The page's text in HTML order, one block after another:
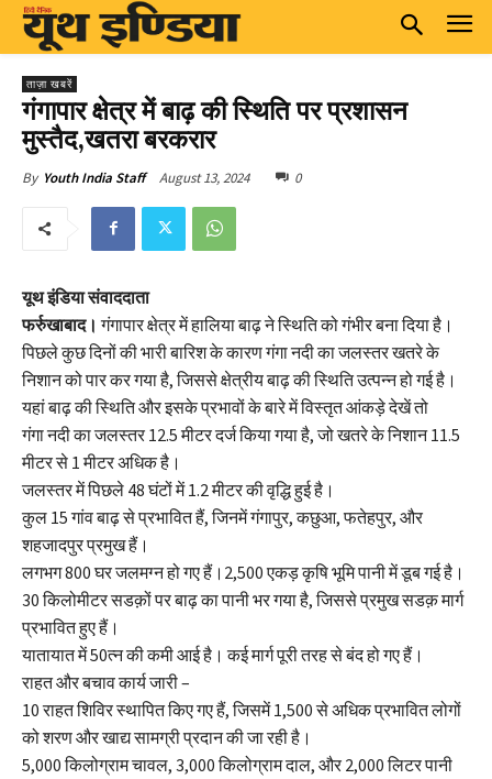
ताज़ा खबरें
गंगापार क्षेत्र में बाढ़ की स्थिति पर प्रशासन
मुस्तैद,खतरा बरकरार
By Youth India Staff August 13, 2024 0
यूथ इंडिया संवाददाता
फर्रुखाबाद। गंगापार क्षेत्र में हालिया बाढ़ ने स्थिति को गंभीर बना दिया है।
पिछले कुछ दिनों की भारी बारिश के कारण गंगा नदी का जलस्तर खतरे के
निशान को पार कर गया है, जिससे क्षेत्रीय बाढ़ की स्थिति उत्पन्न हो गई है।
यहां बाढ़ की स्थिति और इसके प्रभावों के बारे में विस्तृत आंकड़े देखें तो
गंगा नदी का जलस्तर 12.5 मीटर दर्ज किया गया है, जो खतरे के निशान 11.5
मीटर से 1 मीटर अधिक है।
जलस्तर में पिछले 48 घंटों में 1.2 मीटर की वृद्धि हुई है।
कुल 15 गांव बाढ़ से प्रभावित हैं, जिनमें गंगापुर, कछुआ, फतेहपुर, और
शहजादपुर प्रमुख हैं।
लगभग 800 घर जलमग्न हो गए हैं।2,500 एकड़ कृषि भूमि पानी में डूब गई है।
30 किलोमीटर सडक़ों पर बाढ़ का पानी भर गया है, जिससे प्रमुख सडक़ मार्ग
प्रभावित हुए हैं।
यातायात में 50त्न की कमी आई है। कई मार्ग पूरी तरह से बंद हो गए हैं।
राहत और बचाव कार्य जारी –
10 राहत शिविर स्थापित किए गए हैं, जिसमें 1,500 से अधिक प्रभावित लोगों
को शरण और खाद्य सामग्री प्रदान की जा रही है।
5,000 किलोग्राम चावल, 3,000 किलोग्राम दाल, और 2,000 लिटर पानी